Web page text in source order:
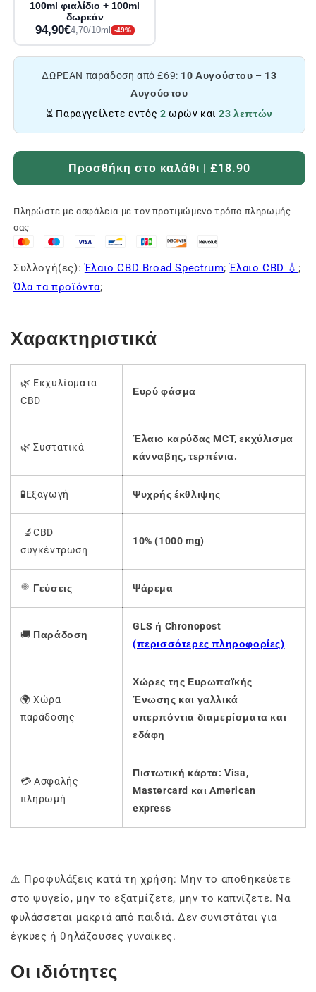
100ml φιαλίδιο + 100ml
δωρεάν
94,90€4,70/10ml -49%
ΔΩΡΕΑΝ παράδοση από £69: 10 Αυγούστου – 13
Αυγούστου
⏳ Παραγγείλετε εντός 2 ωρών και23 λεπτών
Προσθήκη στο καλάθι | £18.90
Πληρώστε με ασφάλεια με τον προτιμώμενο τρόπο πληρωμής
σας
Συλλογή(ες):Έλαιο CBD Broad Spectrum;Έλαιο CBD 💧 ;
Όλα τα προϊόντα;
Χαρακτηριστικά
🌿 Εκχυλίσματα
CBD
Ευρύ φάσμα
🌿 Συστατικά
Έλαιο καρύδας MCT, εκχύλισμα
κάνναβης, τερπένια.
🧪Εξαγωγή Ψυχρής έκθλιψης
🔬CBD
συγκέντρωση
10% (1000 mg)
🍭 Γεύσεις Ψάρεμα
🚚 Παράδοση
GLS ή Chronopost
(περισσότερες πληροφορίες)
🌍 Χώρα
παράδοσης
Χώρες της Ευρωπαϊκής
Ένωσης και γαλλικά
υπερπόντια διαμερίσματα και
εδάφη
💳 Ασφαλής
πληρωμή
Πιστωτική κάρτα: Visa,
Mastercard και American
express
⚠️ Προφυλάξεις κατά τη χρήση: Μην το αποθηκεύετε
στο ψυγείο, μην το εξατμίζετε, μην το καπνίζετε. Να
φυλάσσεται μακριά από παιδιά. Δεν συνιστάται για
έγκυες ή θηλάζουσες γυναίκες.
Οι ιδιότητες